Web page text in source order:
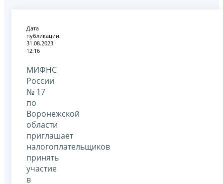
Дата
публикации:
31.08.2023
12:16
МИФНС
России
№ 17
по
Воронежской
области
приглашает
налогоплательщиков
принять
участие
в